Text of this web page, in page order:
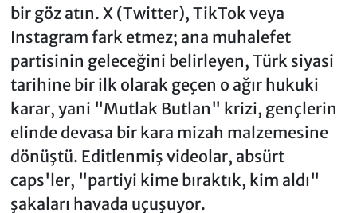
bir göz atın. X (Twitter), TikTok veya
Instagram fark etmez; ana muhalefet
partisinin geleceğini belirleyen, Türk siyasi
tarihine bir ilk olarak geçen o ağır hukuki
karar, yani "Mutlak Butlan" krizi, gençlerin
elinde devasa bir kara mizah malzemesine
dönüştü. Editlenmiş videolar, absürt
caps'ler, "partiyi kime bıraktık, kim aldı"
şakaları havada uçuşuyor.